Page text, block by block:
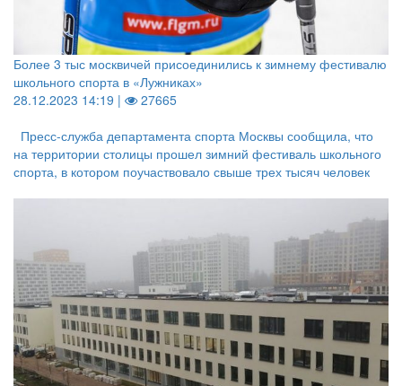
Более 3 тыс москвичей присоединились к зимнему фестивалю
школьного спорта в «Лужниках»
28.12.2023 14:19 |
27665
Пресс-служба департамента спорта Москвы сообщила, что
на территории столицы прошел зимний фестиваль школьного
спорта, в котором поучаствовало свыше трех тысяч человек